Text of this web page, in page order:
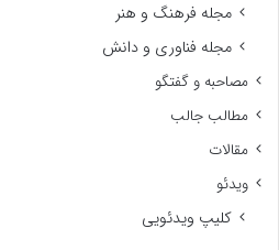
مجله فرهنگ و هنر
مجله فناوری و دانش
مصاحبه و گفتگو
مطالب جالب
مقالات
ویدئو
کلیپ ویدئویی